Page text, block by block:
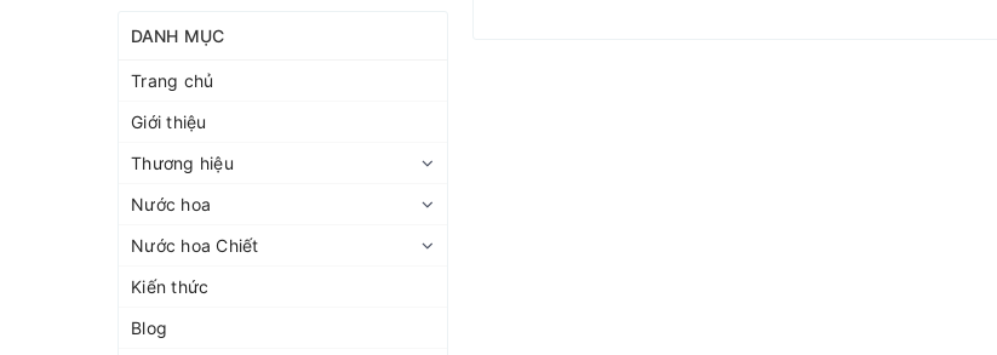
DANH MỤC
Trang chủ
Giới thiệu
Thương hiệu
Nước hoa
Nước hoa Chiết
Kiến thức
Blog